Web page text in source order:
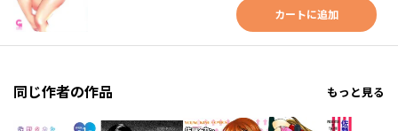
カートに追加
同じ作者の作品 もっと見る